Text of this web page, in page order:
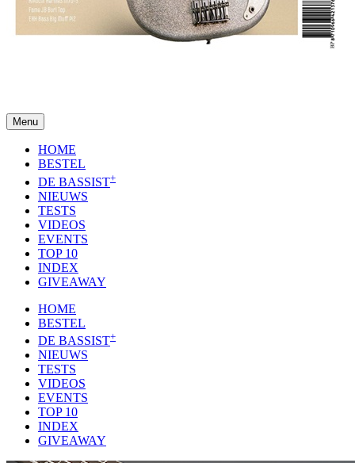
Menu
HOME
BESTEL
DE BASSIST+
NIEUWS
TESTS
VIDEOS
EVENTS
TOP 10
INDEX
GIVEAWAY
HOME
BESTEL
DE BASSIST+
NIEUWS
TESTS
VIDEOS
EVENTS
TOP 10
INDEX
GIVEAWAY